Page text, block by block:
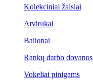
Kolekciniai žaislai
Atvirukai
Balionai
Rankų darbo dovanos
Vokeliai pinigams